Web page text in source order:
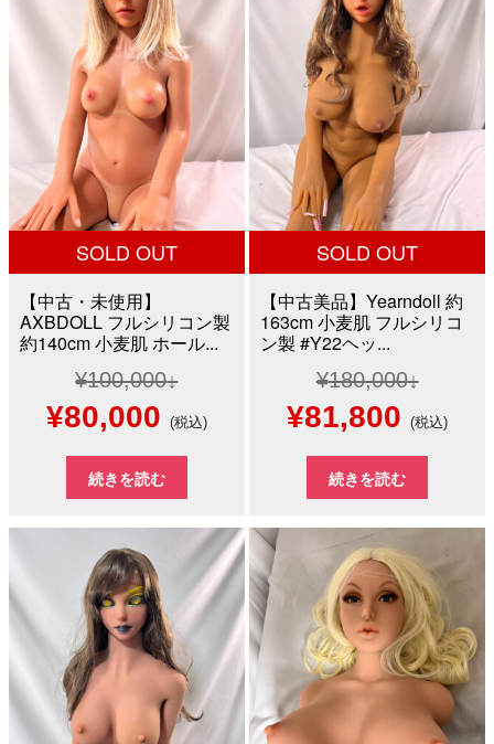
¥400,000
し
た。
は
¥270,000
で
す。
¥50,000
で
し
た。
は
で
す。
SOLD OUT
【中古・未使用】
AXBDOLL フルシリコン製
約140cm 小麦肌 ホール...
¥100,000
元
の
価
¥100,000
で
し
¥80,000現
在
の
格
は
¥80,000
で
(税込)
続きを読む
SOLD OUT
【中古美品】Yearndoll 約
163cm 小麦肌 フルシリコ
ン製 #Y22ヘッ...
¥180,000
元
の
価
¥180,000
で
し
¥81,800 現
在
の
価
格
は
で
(税込)
続きを読む